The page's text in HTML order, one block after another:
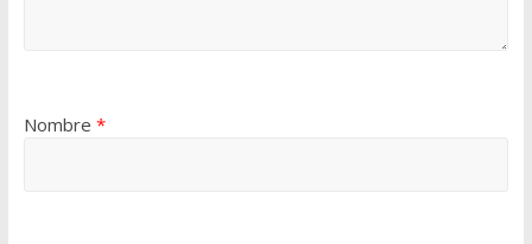
Nombre *